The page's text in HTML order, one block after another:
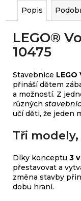
Popis
LEGO®
10475
Stavebnice LEGO
přináší dětem
a možností. Z
různých
učí děti, že jeden
Tři
Díky konceptu 3 v
přestavovat a
změna stavby
dobu hraní.